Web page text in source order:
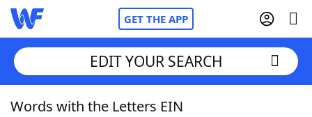
GET THE APP
Home
EDIT YOUR SEARCH
Words with the Letters EIN